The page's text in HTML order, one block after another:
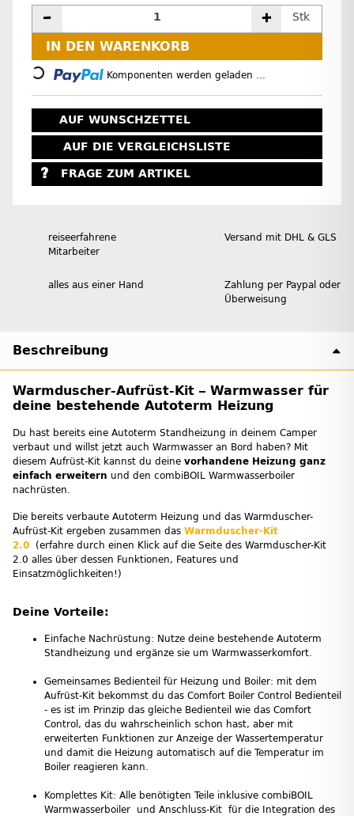
Stk
IN DEN WARENKORB
Loading... Komponenten werden geladen ...
AUF WUNSCHZETTEL
AUF DIE VERGLEICHSLISTE
FRAGE ZUM ARTIKEL
reiseerfahrene
Mitarbeiter
Versand mit DHL & GLS
alles aus einer Hand
Zahlung per Paypal oder
Überweisung
Beschreibung
Warmduscher-Aufrüst-Kit – Warmwasser für
deine bestehende Autoterm Heizung
Du hast bereits eine Autoterm Standheizung in deinem Camper
verbaut und willst jetzt auch Warmwasser an Bord haben? Mit
diesem Aufrüst-Kit kannst du deine vorhandene Heizung ganz
einfach erweitern und den combiBOIL Warmwasserboiler
nachrüsten.
Die bereits verbaute Autoterm Heizung und das Warmduscher-
Aufrüst-Kit ergeben zusammen das Warmduscher-Kit
2.0 (erfahre durch einen Klick auf die Seite des Warmduscher-Kit
2.0 alles über dessen Funktionen, Features und
Einsatzmöglichkeiten!)
Deine Vorteile:
Einfache Nachrüstung: Nutze deine bestehende Autoterm
Standheizung und ergänze sie um Warmwasserkomfort.
Gemeinsames Bedienteil für Heizung und Boiler: mit dem
Aufrüst-Kit bekommst du das Comfort Boiler Control Bedienteil
- es ist im Prinzip das gleiche Bedienteil wie das Comfort
Control, das du wahrscheinlich schon hast, aber mit
erweiterten Funktionen zur Anzeige der Wassertemperatur
und damit die Heizung automatisch auf die Temperatur im
Boiler reagieren kann.
Komplettes Kit: Alle benötigten Teile inklusive combiBOIL
Warmwasserboiler und Anschluss-Kit für die Integration des